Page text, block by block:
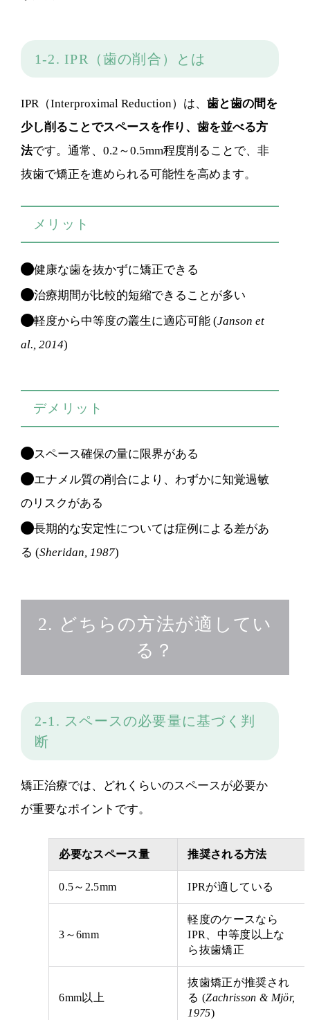
1-2. IPR（歯の削合）とは
IPR（Interproximal Reduction）は、 歯と歯の間を
少し削ることでスペースを作り、歯を並べる方
法です。通常、0.2～0.5mm程度削ることで、非
抜歯で矯正を進められる可能性を高めます。
メリット
健康な歯を抜かずに矯正できる
治療期間が比較的短縮できることが多い
軽度から中等度の叢生に適応可能 (Janson et
al., 2014)
デメリット
スペース確保の量に限界がある
エナメル質の削合により、わずかに知覚過敏
のリスクがある
長期的な安定性については症例による差があ
る (Sheridan, 1987)
2. どちらの方法が適してい
る？
2-1. スペースの必要量に基づく判
断
矯正治療では、どれくらいのスペースが必要か
が重要なポイントです。
必要なスペース量 推奨される方法
0.5～2.5mm IPRが適している
3～6mm
軽度のケースなら
IPR、中等度以上な
ら抜歯矯正
6mm以上
抜歯矯正が推奨され
る (Zachrisson & Mjör,
1975)